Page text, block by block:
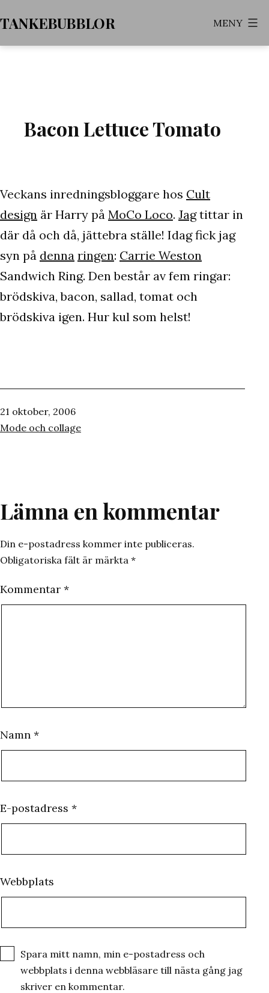
till
innehåll
TANKEBUBBLOR MENY
Bacon Lettuce Tomato
Veckans inredningsbloggare hos Cult
design är Harry på MoCo Loco. Jagtittar in
där då och då, jättebra ställe! Idag fick jag
syn på denna ringen: Carrie Weston
Sandwich Ring. Den består av fem ringar:
brödskiva, bacon, sallad, tomat och
brödskiva igen. Hur kul som helst!
Publicerat
den
21 oktober, 2006
Kategoriserat
Mode och collage
Lämna en kommentar
Din e-postadress kommer inte publiceras.
Obligatoriska fält är märkta *
Kommentar *
Namn *
E-postadress *
Webbplats
Spara mitt namn, min e-postadress och
webbplats i denna webbläsare till nästa gång jag
skriver en kommentar.